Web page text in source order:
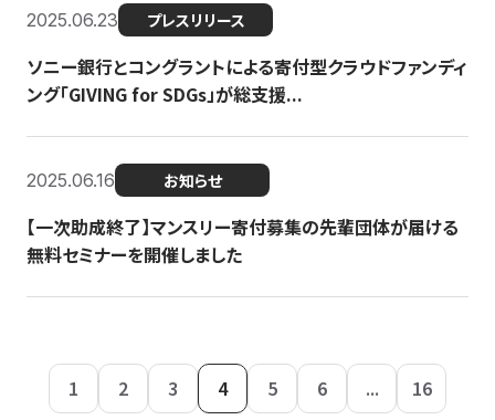
2025.06.23 プレスリリース
ソニー銀行とコングラントによる寄付型クラウドファンディ
ング「GIVING for SDGs」が総支援...
2025.06.16 お知らせ
【一次助成終了】マンスリー寄付募集の先輩団体が届ける
無料セミナーを開催しました
1 2 3 4 5 6 ... 16